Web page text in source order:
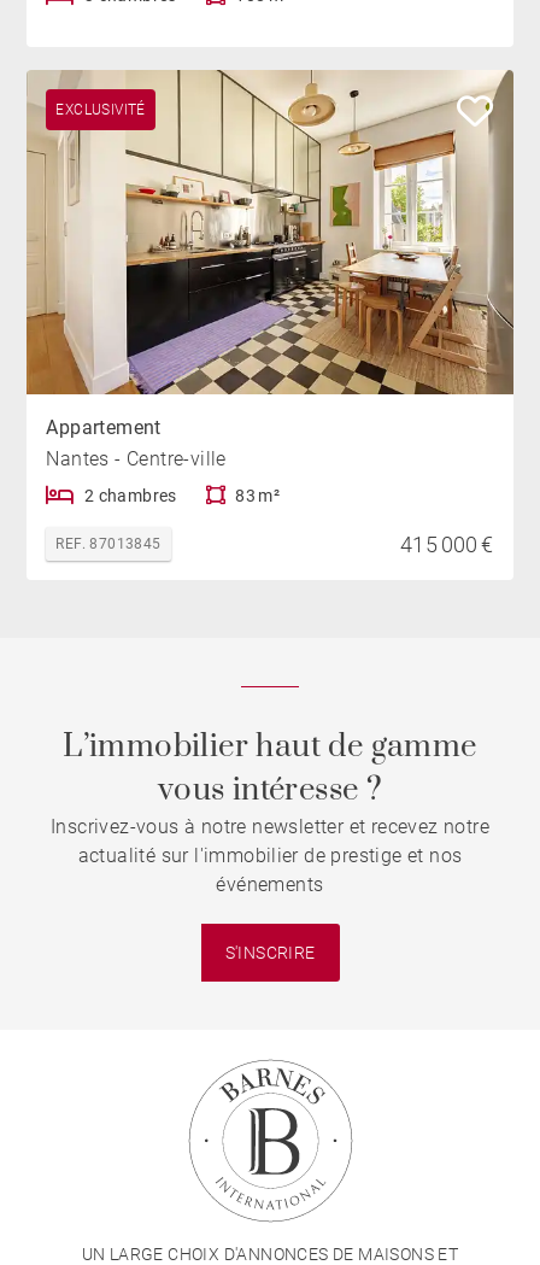
EXCLUSIVITÉ
Appartement
Nantes - Centre-ville
2 chambres 83 m²
REF. 87013845 415 000 €
L’immobilier haut de gamme
vous intéresse ?
Inscrivez-vous à notre newsletter et recevez notre
actualité sur l'immobilier de prestige et nos
événements
S'INSCRIRE
UN LARGE CHOIX D'ANNONCES DE MAISONS ET